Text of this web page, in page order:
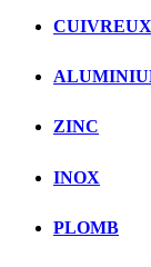
CUIVREUX
ZINC
INOX
PLOMB